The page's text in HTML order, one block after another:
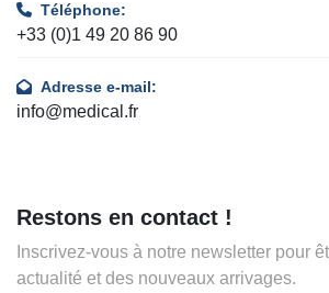
Téléphone:
+33 (0)1 49 20 86 90
Adresse e-mail:
info@medical.fr
Restons en contact !
Inscrivez-vous à notre newsletter pour
actualité et des nouveaux arrivages.